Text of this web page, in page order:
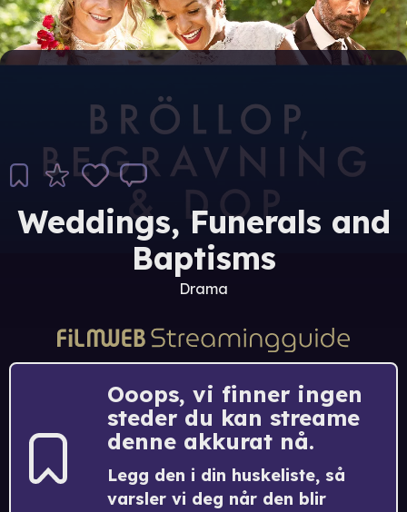
Weddings, Funerals and
Baptisms
Drama
Ooops, vi finner ingen
steder du kan streame
denne akkurat nå.
Legg den i din huskeliste, så
varsler vi deg når den blir